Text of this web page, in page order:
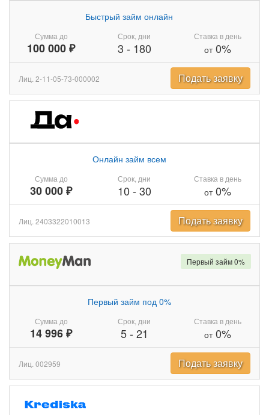
Сумма до
100 000 ₽
Быстрый займ онлайн
Срок, дни
3 - 180
Ставка в день
от0%
Лиц. 2-11-05-73-000002 Подать заявку
Сумма до
30 000 ₽
Онлайн займ всем
Срок, дни
10 - 30
Ставка в день
от0%
Лиц. 2403322010013 Подать заявку
Сумма до
14 996 ₽
Первый займ под 0%
Срок, дни
5- 21
Ставка в день
от0%
Первый займ 0%
Лиц. 002959 Подать заявку